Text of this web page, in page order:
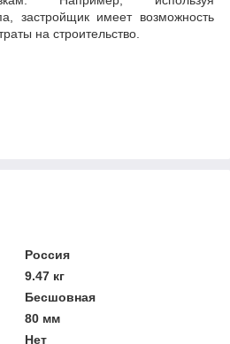
застройщик имеет возможность
на строительство.
Россия
9.47 кг
Бесшовная
80 мм
Нет